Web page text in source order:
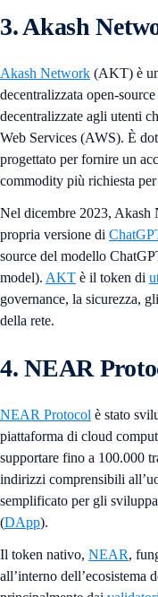
3. Akash
Akash Network (AKT) è
decentralizzata open-
decentralizzate agli utenti
Web Services (AWS). È
progettato per fornire un
commodity più richiesta
Nel dicembre 2023, Akash
propria versione di
source del modello
model). AKT è il token di
governance, la sicurezza,
della rete.
4. NEAR
NEAR Protocol è stato
piattaforma di cloud
supportare fino a 100.000
indirizzi comprensibili
semplificato per gli
(DApp).
Il token nativo, NEAR,
all’interno dell’ecosistema